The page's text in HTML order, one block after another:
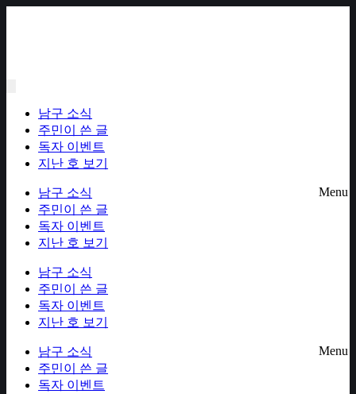
남구 소식
주민이 쓴 글
독자 이벤트
지난 호 보기
Menu
남구 소식
주민이 쓴 글
독자 이벤트
지난 호 보기
남구 소식
주민이 쓴 글
독자 이벤트
지난 호 보기
Menu
남구 소식
주민이 쓴 글
독자 이벤트